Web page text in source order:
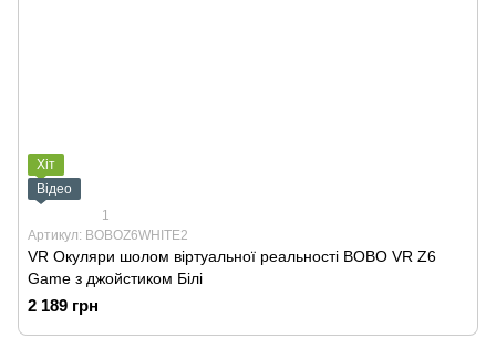
Хіт
Відео
1
Артикул: BOBOZ6WHITE2
VR Окуляри шолом віртуальної реальності BOBO VR Z6
Game з джойстиком Білі
2 189 грн